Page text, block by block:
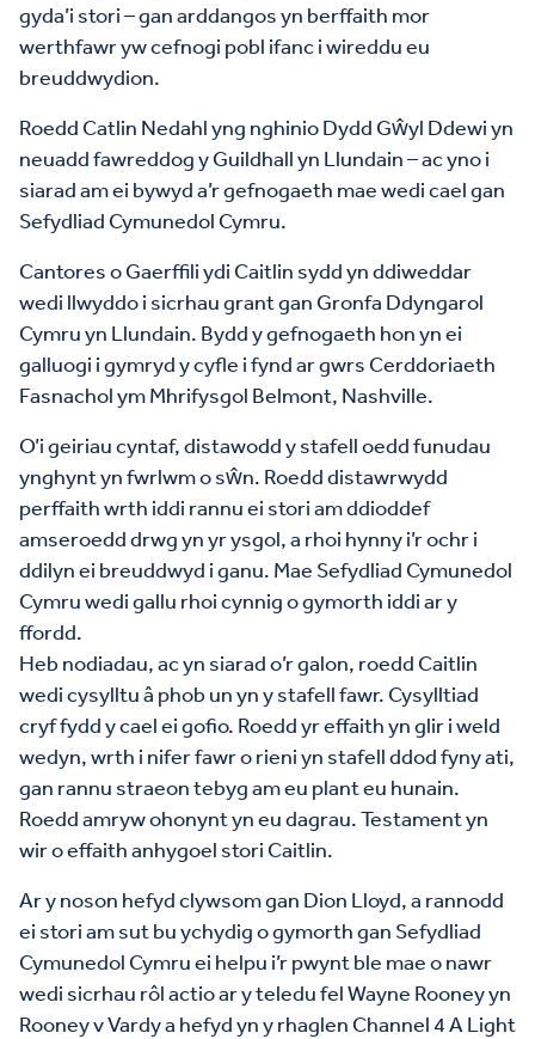
gyda’i stori – gan arddangos yn berffaith mor
werthfawr yw cefnogi pobl ifanc i wireddu eu
breuddwydion.
Roedd Catlin Nedahl yng nghinio Dydd Gŵyl Ddewi yn
neuadd fawreddog y Guildhall yn Llundain – ac yno i
siarad am ei bywyd a’r gefnogaeth mae wedi cael gan
Sefydliad Cymunedol Cymru.
Cantores o Gaerffili ydi Caitlin sydd yn ddiweddar
wedi llwyddo i sicrhau grant gan Gronfa Ddyngarol
Cymru yn Llundain. Bydd y gefnogaeth hon yn ei
galluogi i gymryd y cyfle i fynd ar gwrs Cerddoriaeth
Fasnachol ym Mhrifysgol Belmont, Nashville.
O’i geiriau cyntaf, distawodd y stafell oedd funudau
ynghynt yn fwrlwm o sŵn. Roedd distawrwydd
perffaith wrth iddi rannu ei stori am ddioddef
amseroedd drwg yn yr ysgol, a rhoi hynny i’r ochr i
ddilyn ei breuddwyd i ganu. Mae Sefydliad Cymunedol
Cymru wedi gallu rhoi cynnig o gymorth iddi ar y
ffordd.
Heb nodiadau, ac yn siarad o’r galon, roedd Caitlin
wedi cysylltu â phob un yn y stafell fawr. Cysylltiad
cryf fydd y cael ei gofio. Roedd yr effaith yn glir i weld
wedyn, wrth i nifer fawr o rieni yn stafell ddod fyny ati,
gan rannu straeon tebyg am eu plant eu hunain.
Roedd amryw ohonynt yn eu dagrau. Testament yn
wir o effaith anhygoel stori Caitlin.
Ar y noson hefyd clywsom gan Dion Lloyd, a rannodd
ei stori am sut bu ychydig o gymorth gan Sefydliad
Cymunedol Cymru ei helpu i’r pwynt ble mae o nawr
wedi sicrhau rôl actio ar y teledu fel Wayne Rooney yn
Rooney v Vardy a hefyd yn y rhaglen Channel 4 A Light